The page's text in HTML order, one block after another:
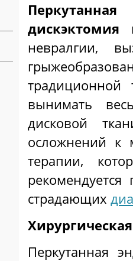
дискэктомия
невралгии,
традиционной
вынимать
дисковой
осложнений к
терапии,
страдающих
Перкутанная